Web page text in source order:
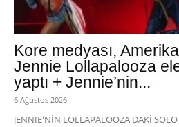
Kore medyası,
Jennie Lollapalooza
yaptı + Jennie’nin...
6 Ağustos 2026
JENNIE'NİN LOLLAPALOOZA'DAKİ